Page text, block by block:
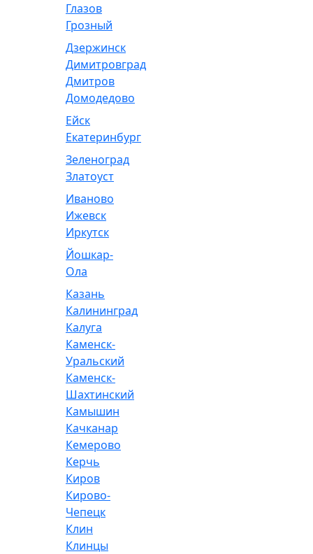
Глазов
Грозный
Дзержинск
Димитровград
Дмитров
Домодедово
Ейск
Екатеринбург
Зеленоград
Златоуст
Иваново
Ижевск
Иркутск
Йошкар-
Ола
Казань
Калининград
Калуга
Каменск-
Уральский
Каменск-
Шахтинский
Камышин
Качканар
Кемерово
Керчь
Киров
Кирово-
Чепецк
Клин
Клинцы